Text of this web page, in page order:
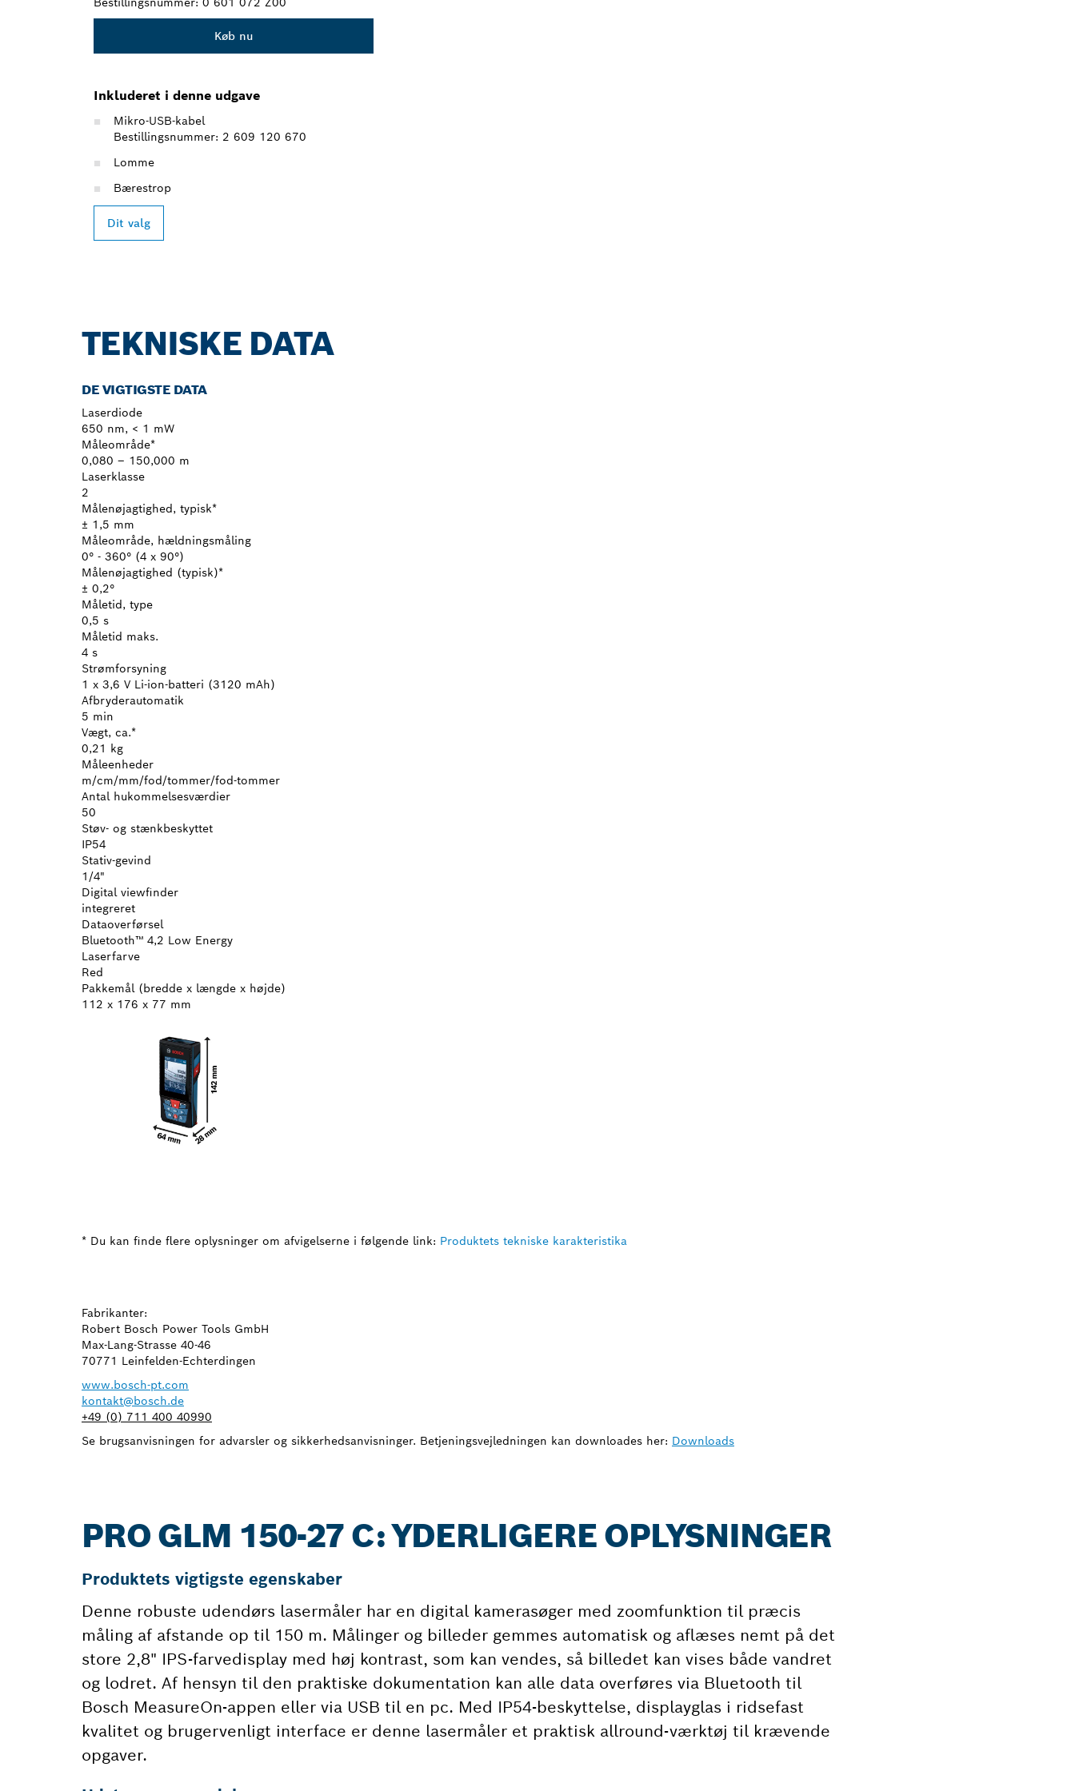
Køb nu
Inkluderet i denne udgave
Mikro-USB-kabel
Bestillingsnummer: 2 609 120 670
Lomme
Bærestrop
Dit valg
TEKNISKE DATA
DE VIGTIGSTE DATA
Laserdiode
650 nm, < 1 mW
Måleområde*
0,080 – 150,000 m
Laserklasse
2
Målenøjagtighed, typisk*
± 1,5 mm
Måleområde, hældningsmåling
0° - 360° (4 x 90°)
Målenøjagtighed (typisk)*
± 0,2°
Måletid, type
0,5 s
Måletid maks.
4 s
Strømforsyning
1 x 3,6 V Li-ion-batteri (3120 mAh)
Afbryderautomatik
5 min
Vægt, ca.*
0,21 kg
Måleenheder
m/cm/mm/fod/tommer/fod-tommer
Antal hukommelsesværdier
50
Støv- og stænkbeskyttet
IP54
Stativ-gevind
1/4"
Digital viewfinder
integreret
Dataoverførsel
Bluetooth™ 4,2 Low Energy
Laserfarve
Red
Pakkemål (bredde x længde x højde)
112 x 176 x 77 mm
* Du kan finde flere oplysninger om afvigelserne i følgende link: Produktets tekniske karakteristika
Fabrikanter:
Robert Bosch Power Tools GmbH
Max-Lang-Strasse 40-46
70771 Leinfelden-Echterdingen
www.bosch-pt.com
kontakt@bosch.de
+49 (0) 711 400 40990
Se brugsanvisningen for advarsler og sikkerhedsanvisninger. Betjeningsvejledningen kan downloades her: Downloads
PRO GLM 150-27 C: YDERLIGERE OPLYSNINGER
Produktets vigtigste egenskaber
Denne robuste udendørs lasermåler har en digital kamerasøger med zoomfunktion til præcis
måling af afstande op til 150 m. Målinger og billeder gemmes automatisk og aflæses nemt på det
store 2,8" IPS-farvedisplay med høj kontrast, som kan vendes, så billedet kan vises både vandret
og lodret. Af hensyn til den praktiske dokumentation kan alle data overføres via Bluetooth til
Bosch MeasureOn-appen eller via USB til en pc. Med IP54-beskyttelse, displayglas i ridsefast
kvalitet og brugervenligt interface er denne lasermåler et praktisk allround-værktøj til krævende
opgaver.